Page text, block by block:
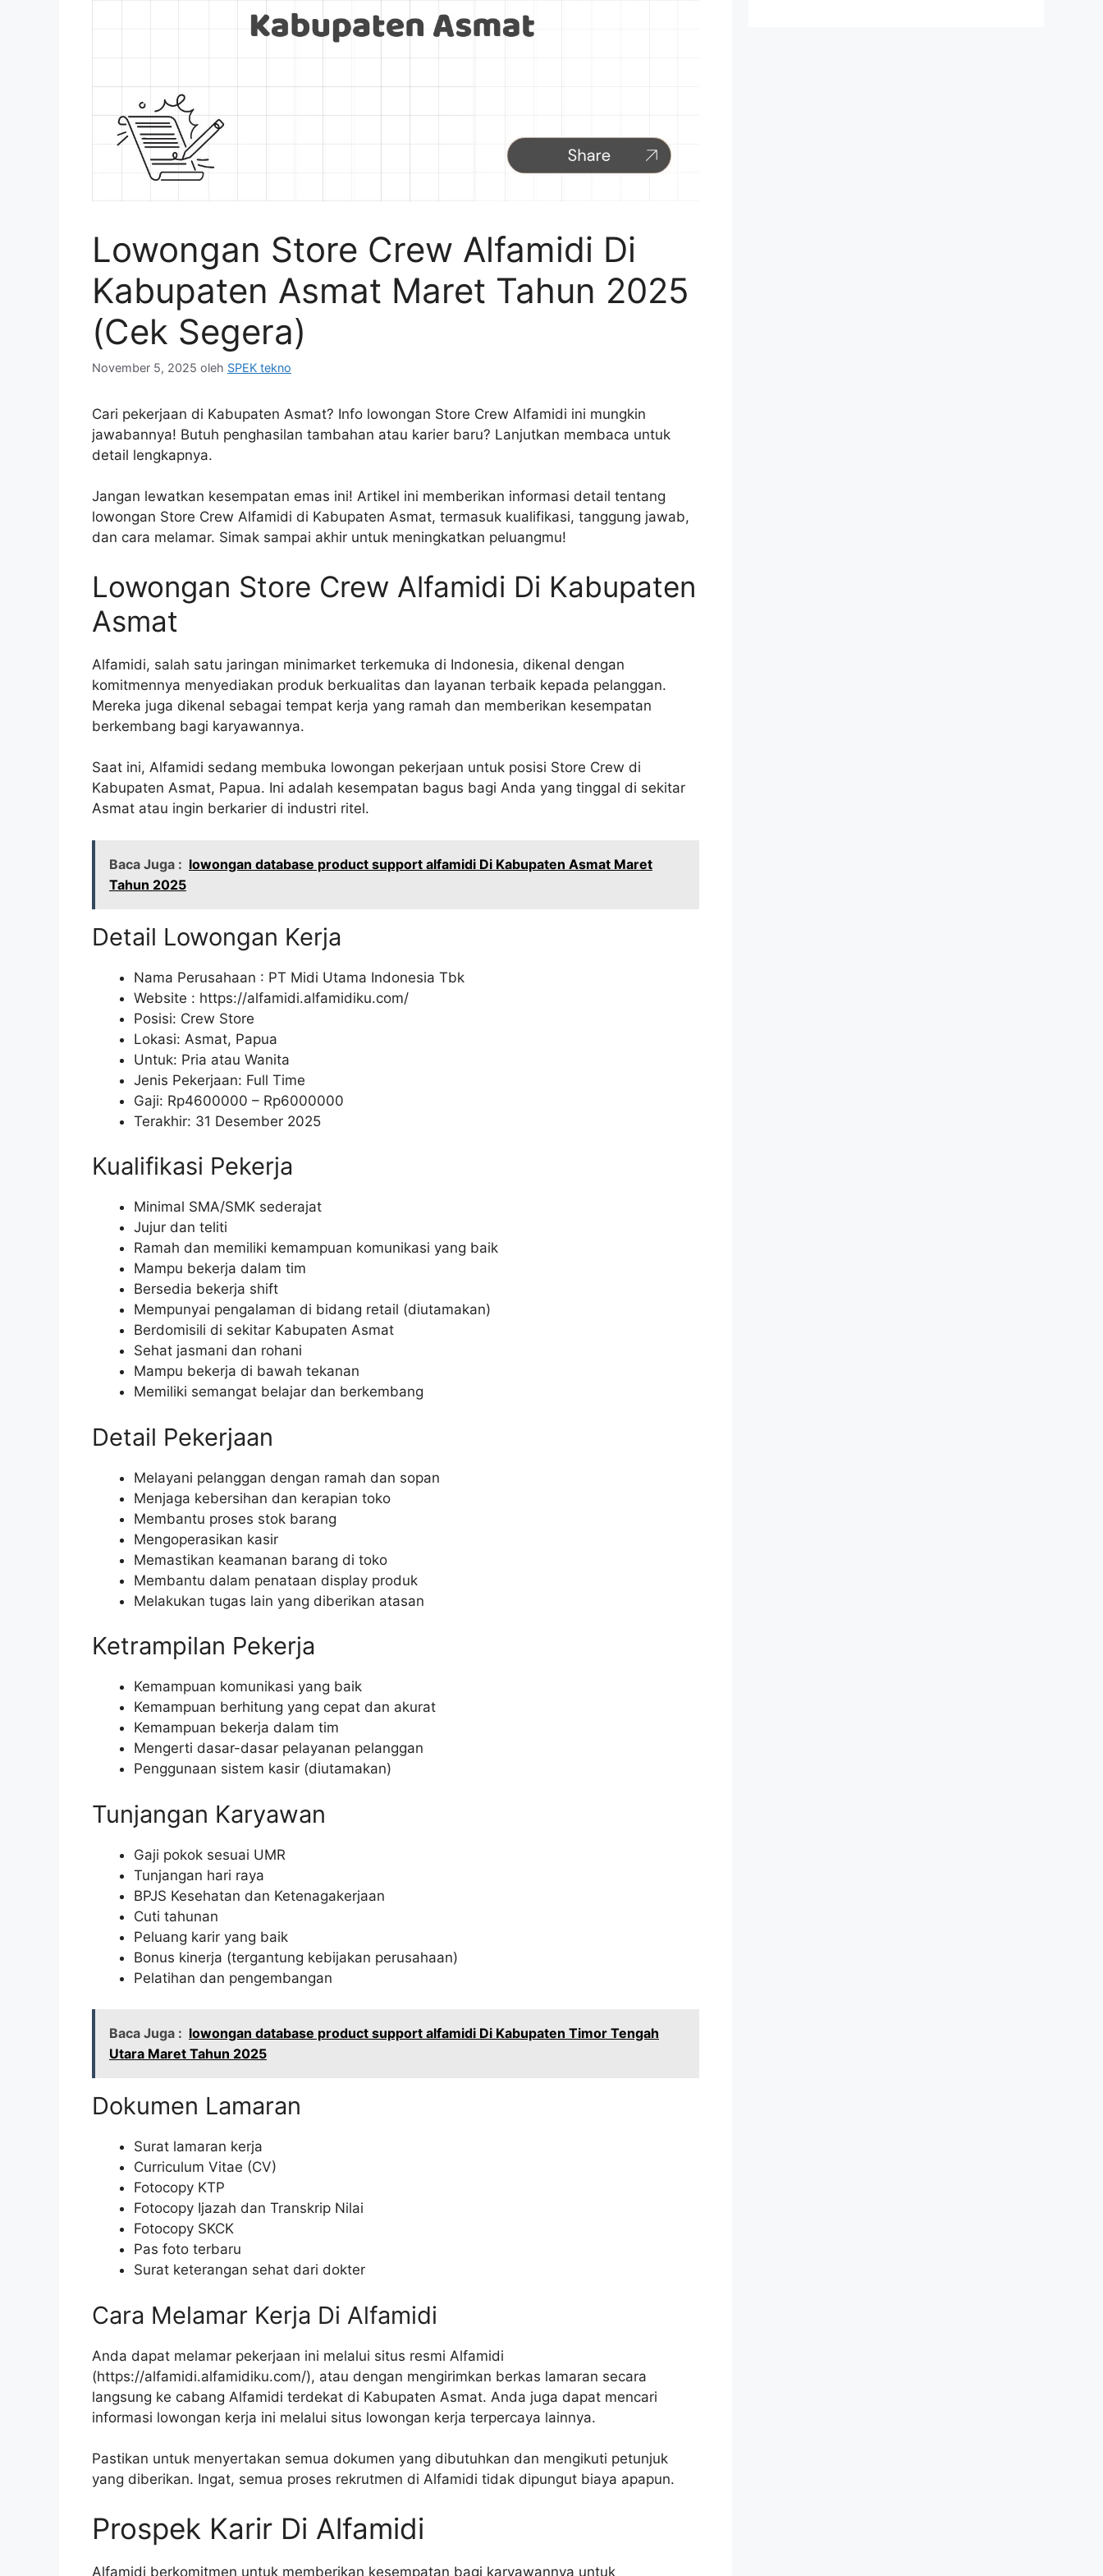
Lowongan Store Crew Alfamidi Di
Kabupaten Asmat Maret Tahun 2025
(Cek Segera)
November 5, 2025 oleh SPEK tekno
Cari pekerjaan di Kabupaten Asmat? Info lowongan Store Crew Alfamidi ini mungkin
jawabannya! Butuh penghasilan tambahan atau karier baru? Lanjutkan membaca untuk
detail lengkapnya.
Jangan lewatkan kesempatan emas ini! Artikel ini memberikan informasi detail tentang
lowongan Store Crew Alfamidi di Kabupaten Asmat, termasuk kualifikasi, tanggung jawab,
dan cara melamar. Simak sampai akhir untuk meningkatkan peluangmu!
Lowongan Store Crew Alfamidi Di Kabupaten
Asmat
Alfamidi, salah satu jaringan minimarket terkemuka di Indonesia, dikenal dengan
komitmennya menyediakan produk berkualitas dan layanan terbaik kepada pelanggan.
Mereka juga dikenal sebagai tempat kerja yang ramah dan memberikan kesempatan
berkembang bagi karyawannya.
Saat ini, Alfamidi sedang membuka lowongan pekerjaan untuk posisi Store Crew di
Kabupaten Asmat, Papua. Ini adalah kesempatan bagus bagi Anda yang tinggal di sekitar
Asmat atau ingin berkarier di industri ritel.
Baca Juga : lowongan database product support alfamidi Di Kabupaten Asmat Maret
Tahun 2025
Detail Lowongan Kerja
Nama Perusahaan : PT Midi Utama Indonesia Tbk
Website : https://alfamidi.alfamidiku.com/
Posisi: Crew Store
Lokasi: Asmat, Papua
Untuk: Pria atau Wanita
Jenis Pekerjaan: Full Time
Gaji: Rp4600000 – Rp6000000
Terakhir: 31 Desember 2025
Kualifikasi Pekerja
Minimal SMA/SMK sederajat
Jujur dan teliti
Ramah dan memiliki kemampuan komunikasi yang baik
Mampu bekerja dalam tim
Bersedia bekerja shift
Mempunyai pengalaman di bidang retail (diutamakan)
Berdomisili di sekitar Kabupaten Asmat
Sehat jasmani dan rohani
Mampu bekerja di bawah tekanan
Memiliki semangat belajar dan berkembang
Detail Pekerjaan
Melayani pelanggan dengan ramah dan sopan
Menjaga kebersihan dan kerapian toko
Membantu proses stok barang
Mengoperasikan kasir
Memastikan keamanan barang di toko
Membantu dalam penataan display produk
Melakukan tugas lain yang diberikan atasan
Ketrampilan Pekerja
Kemampuan komunikasi yang baik
Kemampuan berhitung yang cepat dan akurat
Kemampuan bekerja dalam tim
Mengerti dasar-dasar pelayanan pelanggan
Penggunaan sistem kasir (diutamakan)
Tunjangan Karyawan
Gaji pokok sesuai UMR
Tunjangan hari raya
BPJS Kesehatan dan Ketenagakerjaan
Cuti tahunan
Peluang karir yang baik
Bonus kinerja (tergantung kebijakan perusahaan)
Pelatihan dan pengembangan
Baca Juga : lowongan database product support alfamidi Di Kabupaten Timor Tengah
Utara Maret Tahun 2025
Dokumen Lamaran
Surat lamaran kerja
Curriculum Vitae (CV)
Fotocopy KTP
Fotocopy Ijazah dan Transkrip Nilai
Fotocopy SKCK
Pas foto terbaru
Surat keterangan sehat dari dokter
Cara Melamar Kerja Di Alfamidi
Anda dapat melamar pekerjaan ini melalui situs resmi Alfamidi
(https://alfamidi.alfamidiku.com/), atau dengan mengirimkan berkas lamaran secara
langsung ke cabang Alfamidi terdekat di Kabupaten Asmat. Anda juga dapat mencari
informasi lowongan kerja ini melalui situs lowongan kerja terpercaya lainnya.
Pastikan untuk menyertakan semua dokumen yang dibutuhkan dan mengikuti petunjuk
yang diberikan. Ingat, semua proses rekrutmen di Alfamidi tidak dipungut biaya apapun.
Prospek Karir Di Alfamidi
Alfamidi berkomitmen untuk memberikan kesempatan bagi karyawannya untuk